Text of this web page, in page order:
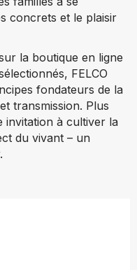
concrets et le plaisir
la boutique en ligne
FELCO
fondateurs de la
transmission. Plus
invitation à cultiver la
du vivant – un